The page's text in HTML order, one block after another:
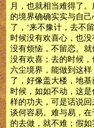
月，也就相当难得了
的境界确确实实与自
了，‘来不豫计，去不
时候没有欢喜心，也
没有烦恼，不留恋。
没有欢喜；去的时候
六尘境界，能做到这
了，好像盖大楼，地
时候，如如不动，这
样的功夫，可是话说
谈何容易。难与易，
的去做，就不难；假